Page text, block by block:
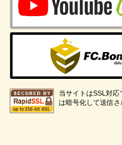
当サイトはSSL対
は暗号化して送信さ